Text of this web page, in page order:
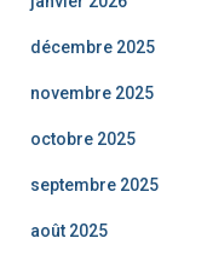
décembre 2025
novembre 2025
octobre 2025
septembre 2025
août 2025